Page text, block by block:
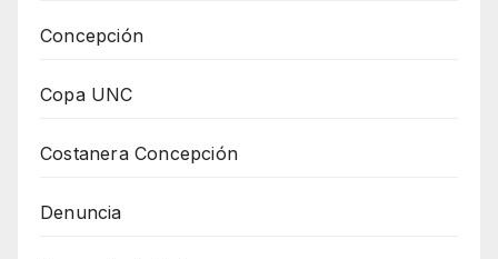
Concepción
Copa UNC
Costanera Concepción
Denuncia